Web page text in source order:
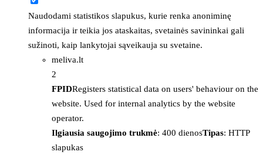
Naudodami statistikos slapukus, kurie renka anoniminę
informacija ir teikia jos ataskaitas, svetainės savininkai gali
sužinoti, kaip lankytojai sąveikauja su svetaine.
meliva.lt
2
FPIDRegisters statistical data on users' behaviour on the
website. Used for internal analytics by the website
operator.
Ilgiausia saugojimo trukmė: 400 dienosTipas: HTTP
slapukas